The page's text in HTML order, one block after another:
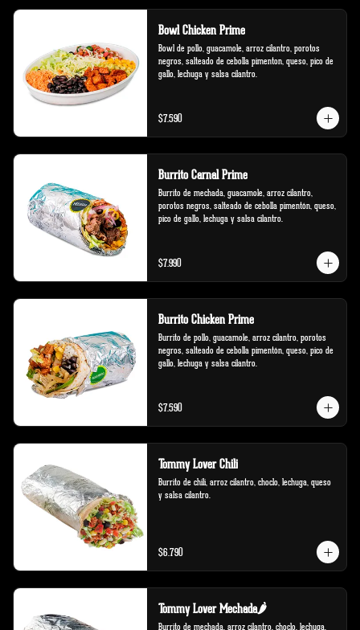
Bowl Chicken Prime
Bowl de pollo, guacamole, arroz cilantro, porotos
negros, salteado de cebolla pimenton, queso, pico de
gallo, lechuga y salsa cilantro.
$7.590
Burrito Carnal Prime
Burrito de mechada, guacamole, arroz cilantro,
porotos negros, salteado de cebolla pimentón, queso,
pico de gallo, lechuga y salsa cilantro.
$7.990
Burrito Chicken Prime
Burrito de pollo, guacamole, arroz cilantro, porotos
negros, salteado de cebolla pimentón, queso, pico de
gallo, lechuga y salsa cilantro.
$7.590
Tommy Lover Chili
Burrito de chili, arroz cilantro, choclo, lechuga, queso
y salsa cilantro.
$6.790
Tommy Lover Mechada🌶️
Burrito de mechada, arroz cilantro, choclo, lechuga,